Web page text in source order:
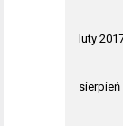
luty
sierpień